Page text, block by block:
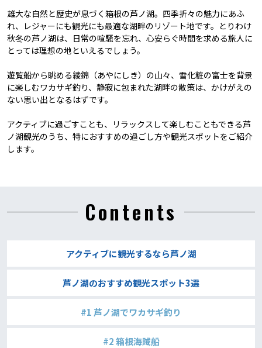
雄大な自然と歴史が息づく箱根の芦ノ湖。四季折々の魅力にあふ
れ、レジャーにも観光にも最適な湖畔のリゾート地です。とりわけ
秋冬の芦ノ湖は、日常の喧騒を忘れ、心安らぐ時間を求める旅人に
とっては理想の地といえるでしょう。
遊覧船から眺める綾錦（あやにしき）の山々、雪化粧の富士を背景
に楽しむワカサギ釣り、静寂に包まれた湖畔の散策は、かけがえの
ない思い出となるはずです。
アクティブに過ごすことも、リラックスして楽しむこともできる芦
ノ湖観光のうち、特におすすめの過ごし方や観光スポットをご紹介
します。
Contents
アクティブに観光するなら芦ノ湖
芦ノ湖のおすすめ観光スポット3選
#1 芦ノ湖でワカサギ釣り
#2 箱根海賊船